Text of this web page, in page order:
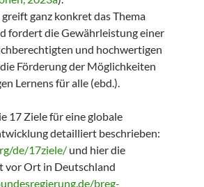
ganz konkret das Thema
fordert die Gewährleistung einer
und hochwertigen
Förderung der Möglichkeiten
Lernens für alle (ebd.).
17 Ziele für eine globale
detailliert beschrieben:
de/17ziele/ und hier die
vor Ort in Deutschland
breg-